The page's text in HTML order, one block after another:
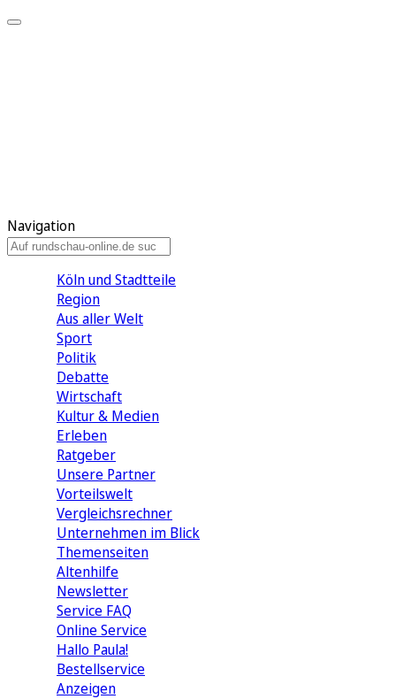
Navigation
Köln und Stadtteile
Region
Aus aller Welt
Sport
Politik
Debatte
Wirtschaft
Kultur & Medien
Erleben
Ratgeber
Unsere Partner
Vorteilswelt
Vergleichsrechner
Unternehmen im Blick
Themenseiten
Altenhilfe
Newsletter
Service FAQ
Online Service
Hallo Paula!
Bestellservice
Anzeigen